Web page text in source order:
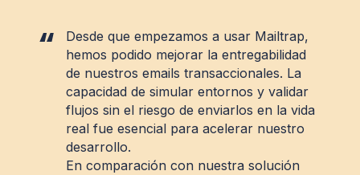
Desde que empezamos a usar Mailtrap,
hemos podido mejorar la entregabilidad
de nuestros emails transaccionales. La
capacidad de simular entornos y validar
flujos sin el riesgo de enviarlos en la vida
real fue esencial para acelerar nuestro
desarrollo.
En comparación con nuestra solución